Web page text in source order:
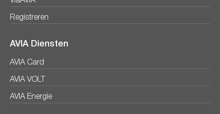
Registreren
AVIA Diensten
AVIA Card
AVIA VOLT
AVIA Energie